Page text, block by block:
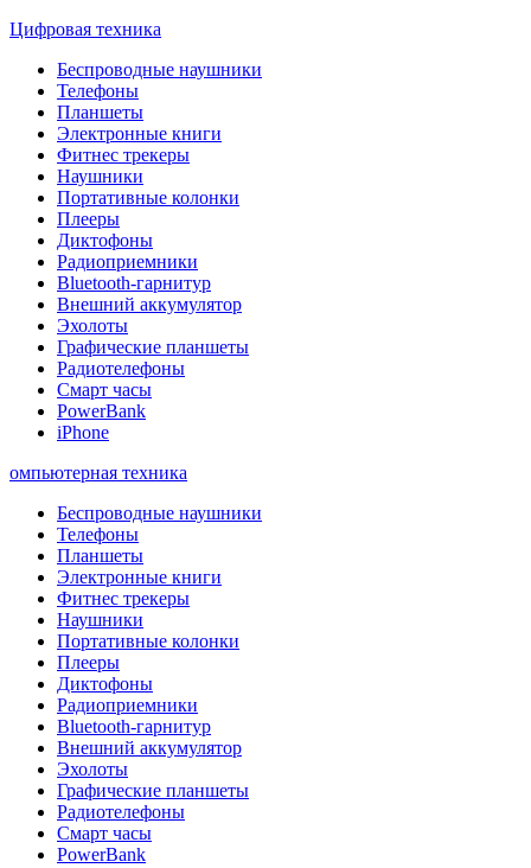
Цифровая техника
Беспроводные наушники
Телефоны
Планшеты
Электронные книги
Фитнес трекеры
Наушники
Портативные колонки
Плееры
Диктофоны
Радиоприемники
Bluetooth-гарнитур
Внешний аккумулятор
Эхолоты
Графические планшеты
Радиотелефоны
Смарт часы
PowerBank
iPhone
омпьютерная техника
Беспроводные наушники
Телефоны
Планшеты
Электронные книги
Фитнес трекеры
Наушники
Портативные колонки
Плееры
Диктофоны
Радиоприемники
Bluetooth-гарнитур
Внешний аккумулятор
Эхолоты
Графические планшеты
Радиотелефоны
Смарт часы
PowerBank